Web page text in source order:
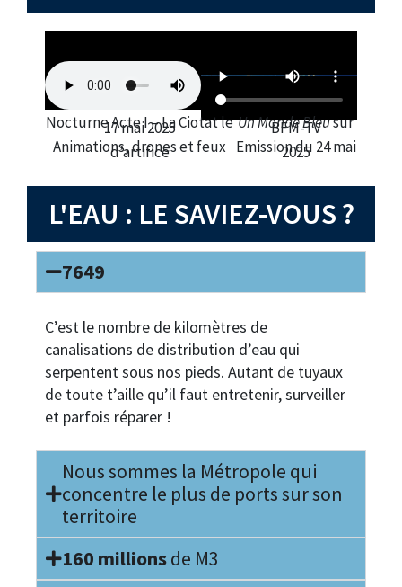
Nocturne Acte I – La Ciotat le
17 mai 2025
Animations, drones et feux
d’artifice
Un Monde Bleusur
BFM-TV
Emission du 24 mai
2025
L'EAU : LE SAVIEZ-VOUS ?
7649
C’est le nombre de kilomètres de
canalisations de distribution d’eau qui
serpentent sous nos pieds. Autant de tuyaux
de toute t’aille qu’il faut entretenir, surveiller
et parfois réparer !
Nous sommes la Métropole qui
concentre le plus de ports sur son
territoire
160 millionsde M3